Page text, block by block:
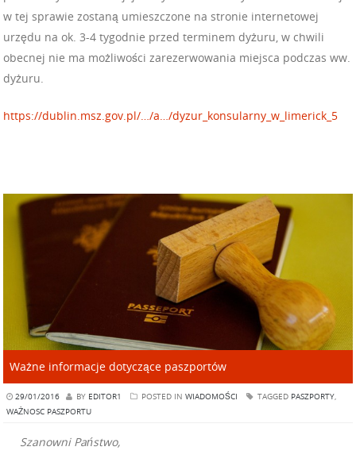
w tej sprawie zostaną umieszczone na stronie internetowej
urzędu na ok. 3-4 tygodnie przed terminem dyżuru, w chwili
obecnej nie ma możliwości zarezerwowania miejsca podczas ww.
dyżuru.
https://dublin.msz.gov.pl/…/a…/dyzur_konsularny_w_limerick_5
Ważne informacje dotyczące paszportów
29/01/2016 BY EDITOR1 POSTED IN WIADOMOŚCI TAGGED PASZPORTY,
WAŻNOSC PASZPORTU
Szanowni Państwo,